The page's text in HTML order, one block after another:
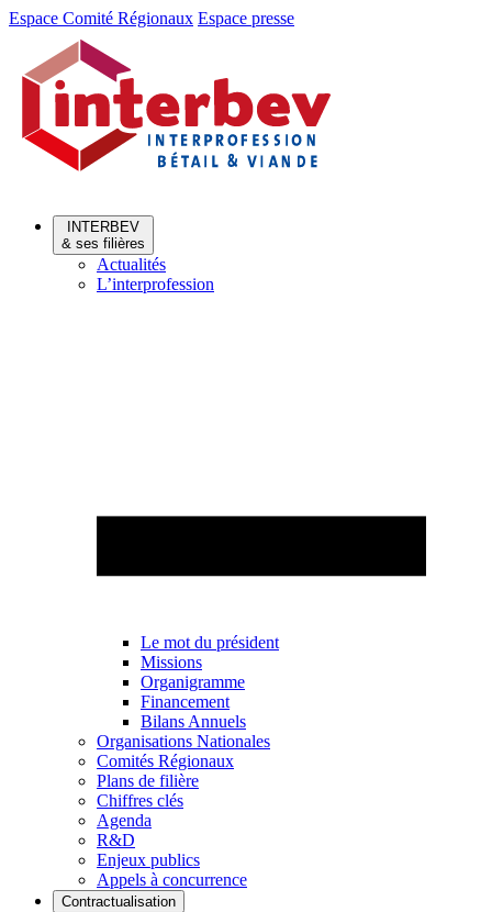
Aller
Aller
contenu
Espace Comité Régionaux Espace presse
INTERBEV
& ses filières
Actualités
L’interprofession
Le mot du président
Missions
Organigramme
Financement
Bilans Annuels
Organisations Nationales
Comités Régionaux
Plans de filière
Chiffres clés
Agenda
R&D
Enjeux publics
Appels à concurrence
Contractualisation